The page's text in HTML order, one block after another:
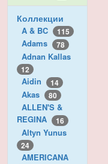
Коллекции
A & BC 115
Adams 78
Adnan Kallas
12
Aidin 14
Akas 80
ALLEN'S &
REGINA
16
Altyn Yunus
24
AMERICANA